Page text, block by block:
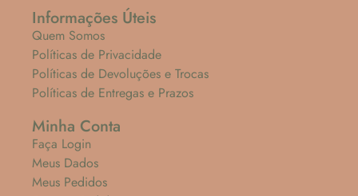
Informações Úteis
Quem Somos
Políticas de Privacidade
Políticas de Devoluções e Trocas
Políticas de Entregas e Prazos
Minha Conta
Faça Login
Meus Dados
Meus Pedidos